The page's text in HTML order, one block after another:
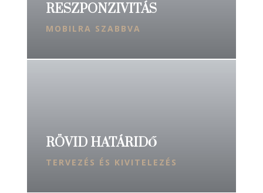
RESZPONZIVITÁS
MOBILRA SZABBVA
RÖVID HATÁRIDŐ
TERVEZÉS ÉS KIVITELEZÉS